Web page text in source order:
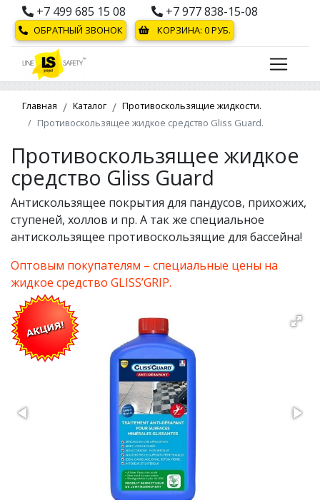
+7 499 685 15 08 +7 977 838-15-08
ОБРАТНЫЙ ЗВОНОК КОРЗИНА: 0РУБ.
Главная Каталог
Противоскользящие жидкости.
Противоскользящее жидкое средство Gliss Guard.
Противоскользящее жидкое
средство Gliss Guard
Антискользящее покрытия для пандусов, прихожих,
ступеней, холлов и пр. А так же специальное
антискользящее противоскользящие для бассейна!
Оптовым покупателям – специальные цены на
жидкое средство GLISS’GRIP.